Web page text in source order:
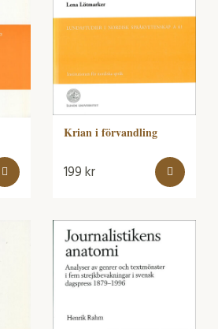
Krian i förvandling
199kr